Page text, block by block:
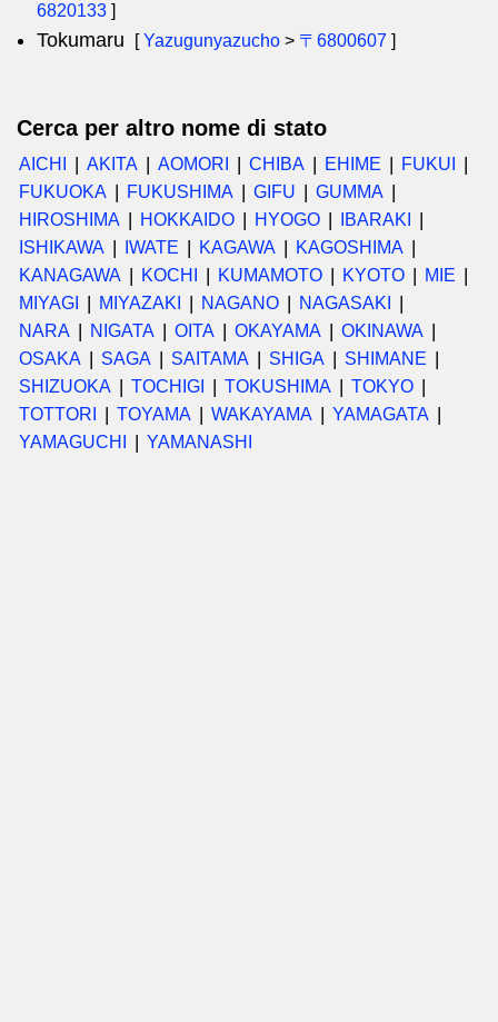
6820133 ]
Tokumaru [Yazugunyazucho > 〒6800607 ]
Cerca per altro nome di stato
AICHI AKITA AOMORI CHIBA EHIME
FUKUI
FUKUOKA
FUKUSHIMA GIFU
GUMMA
HIROSHIMA
HOKKAIDO HYOGO
IBARAKI
ISHIKAWA
IWATE KAGAWA
KAGOSHIMA
KANAGAWA
KOCHI KUMAMOTO KYOTO
MIE
MIYAGI
MIYAZAKI NAGANO
NAGASAKI
NARA
NIGATA OITA OKAYAMA
OKINAWA
OSAKA
SAGA SAITAMA SHIGA
SHIMANE
SHIZUOKA
TOCHIGI TOKUSHIMA
TOKYO
TOTTORI
TOYAMA WAKAYAMA
YAMAGATA
YAMAGUCHI
YAMANASHI